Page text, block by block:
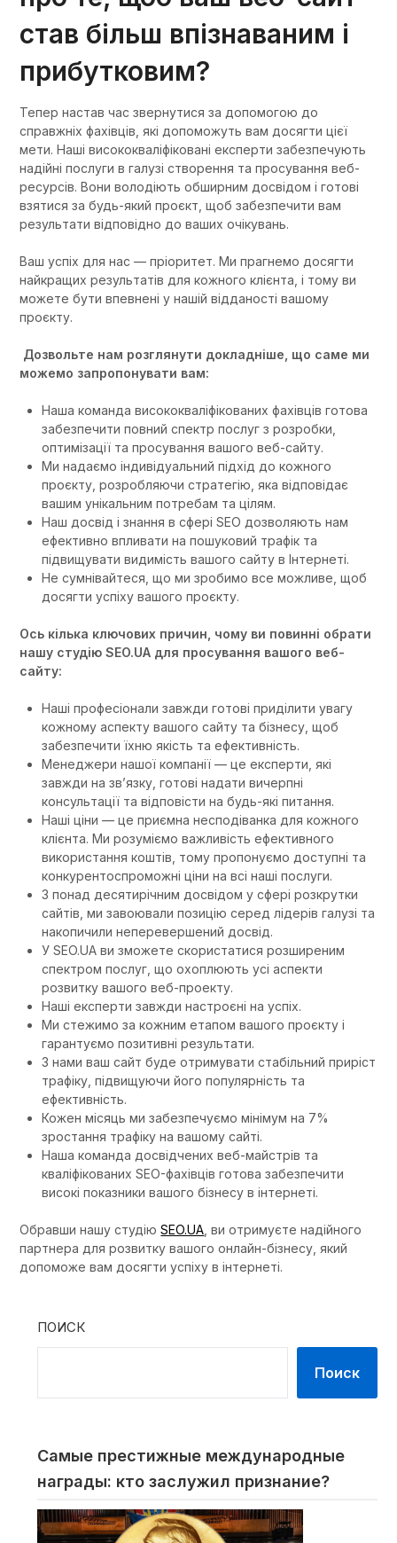
став більш впізнаваним і
прибутковим?
Тепер настав час звернутися за допомогою до
справжніх фахівців, які допоможуть вам досягти цієї
мети. Наші висококваліфіковані експерти забезпечують
надійні послуги в галузі створення та просування веб-
ресурсів. Вони володіють обширним досвідом і готові
взятися за будь-який проєкт, щоб забезпечити вам
результати відповідно до ваших очікувань.
Ваш успіх для нас — пріоритет. Ми прагнемо досягти
найкращих результатів для кожного клієнта, і тому ви
можете бути впевнені у нашій відданості вашому
проєкту.
Дозвольте нам розглянути докладніше, що саме ми
можемо запропонувати вам:
Наша команда висококваліфікованих фахівців готова
забезпечити повний спектр послуг з розробки,
оптимізації та просування вашого веб-сайту.
Ми надаємо індивідуальний підхід до кожного
проєкту, розробляючи стратегію, яка відповідає
вашим унікальним потребам та цілям.
Наш досвід і знання в сфері SEO дозволяють нам
ефективно впливати на пошуковий трафік та
підвищувати видимість вашого сайту в Інтернеті.
Не сумнівайтеся, що ми зробимо все можливе, щоб
досягти успіху вашого проєкту.
Ось кілька ключових причин, чому ви повинні обрати
нашу студію SEO.UA для просування вашого веб-
сайту:
Наші професіонали завжди готові приділити увагу
кожному аспекту вашого сайту та бізнесу, щоб
забезпечити їхню якість та ефективність.
Менеджери нашої компанії — це експерти, які
завжди на зв’язку, готові надати вичерпні
консультації та відповісти на будь-які питання.
Наші ціни — це приємна несподіванка для кожного
клієнта. Ми розуміємо важливість ефективного
використання коштів, тому пропонуємо доступні та
конкурентоспроможні ціни на всі наші послуги.
З понад десятирічним досвідом у сфері розкрутки
сайтів, ми завоювали позицію серед лідерів галузі та
накопичили неперевершений досвід.
У SEO.UA ви зможете скористатися розширеним
спектром послуг, що охоплюють усі аспекти
розвитку вашого веб-проекту.
Наші експерти завжди настроєні на успіх.
Ми стежимо за кожним етапом вашого проєкту і
гарантуємо позитивні результати.
З нами ваш сайт буде отримувати стабільний приріст
трафіку, підвищуючи його популярність та
ефективність.
Кожен місяць ми забезпечуємо мінімум на 7%
зростання трафіку на вашому сайті.
Наша команда досвідчених веб-майстрів та
кваліфікованих SEO-фахівців готова забезпечити
високі показники вашого бізнесу в інтернеті.
Обравши нашу студіюSEO.UA , ви отримуєте надійного
партнера для розвитку вашого онлайн-бізнесу, який
допоможе вам досягти успіху в інтернеті.
ПОИСК
Поиск
Самые престижные международные
награды: кто заслужил признание?